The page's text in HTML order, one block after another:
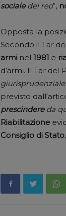
socialedel reo”,
Opposta la
Secondo il Tar
armi nel 1981 e
d’armi. Il Tar del
previsto
prescindereda
Riabilitazione
Consiglio di Stato